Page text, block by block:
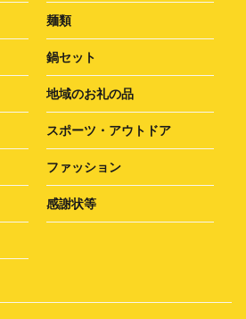
麺類
鍋セット
地域のお礼の品
スポーツ・アウトドア
ファッション
感謝状等